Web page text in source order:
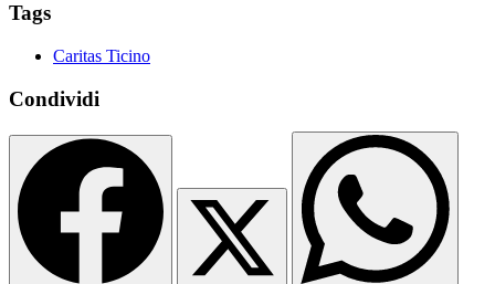
Tags
Caritas Ticino
Condividi